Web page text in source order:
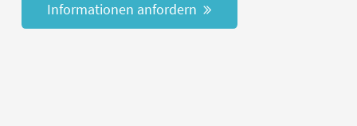
Informationen anfordern